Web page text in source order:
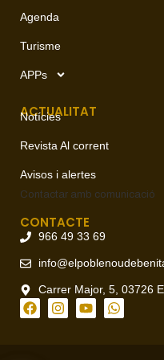
Agenda
Turisme
APPs
ACTUALITAT
Notícies
Revista Al corrent
Avisos i alertes
Contactar amb comunicació
CONTACTE
966 49 33 69
Carrer Major, 5, 03726